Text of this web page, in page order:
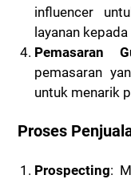
influencer
layanan
Pemasaran
pemasaran
untuk menarik
Proses
Prospecting: